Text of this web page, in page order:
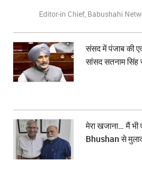
Editor-in Chief, Babushahi
संसद में पंजाब की
सांसद सतनाम
मेरा खजाना… मैं
Bhushan से